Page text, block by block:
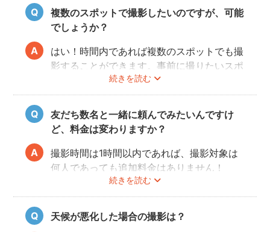
撮影許可の取り方はこちら
複数のスポットで撮影したいのですが、可能
でしょうか？
続きを読む
はい！時間内であれば複数のスポットでも撮
影することができます。事前に撮りたいスポ
ットや時間配分についてフォトグラファーと
相談しておくと当日スムースに撮影できるの
でおすすめです。
友だち数名と一緒に頼んでみたいんですけ
ど、料金は変わりますか？
続きを読む
撮影時間は1時間以内であれば、撮影対象は
何人であっても追加料金はありません！
ぜひお友だち同士で素敵な思い出を残してく
ださい。
天候が悪化した場合の撮影は？